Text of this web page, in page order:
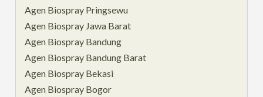
Agen Biospray Pringsewu
Agen Biospray Jawa Barat
Agen Biospray Bandung
Agen Biospray Bandung Barat
Agen Biospray Bekasi
Agen Biospray Bogor